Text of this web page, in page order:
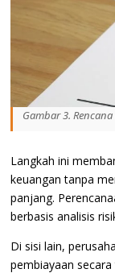
Gambar 3.
Langkah ini
keuangan tanpa
panjang.
berbasis analisis
Di sisi lain,
pembiayaan